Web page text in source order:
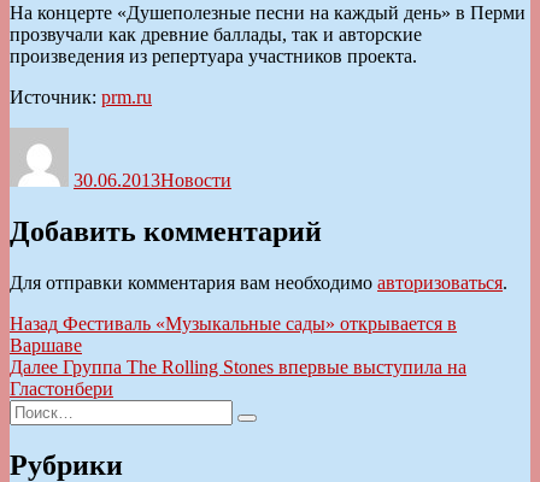
На концерте «Душеполезные песни на каждый день» в Перми
прозвучали как древние баллады, так и авторские
произведения из репертуара участников проекта.
Источник: prm.ru
30.06.2013Новости
Добавить комментарий
Для отправки комментария вам необходимо авторизоваться.
Навигация
по
записям
Назад Предыдущая
запись:
Фестиваль «Музыкальные сады» открывается в
Варшаве
Далее Следующая
запись:
Группа The Rolling Stones впервые выступила на
Гластонбери
Искать:
Поиск
Рубрики